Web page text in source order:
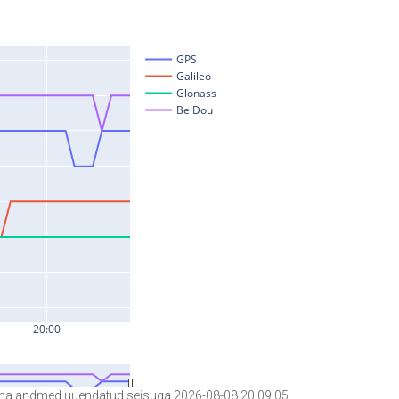
andmed uuendatud seisuga 2026-08-08 20:09:05